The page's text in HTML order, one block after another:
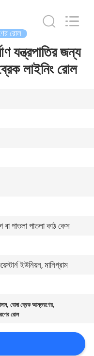
রোল
যন্ত্রপাতির জন্য
লাইনিং রোল
পাতলা পাতলা কাঠ কেস
ইউনিয়ন, মানিগ্রাম
,বোনা ব্রেক আস্তরণের,
রোল